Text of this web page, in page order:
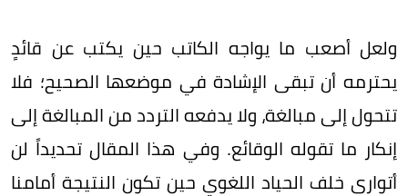
ولعل أصعب ما يواجه الكاتب حين يكتب عن قائدٍ
يحترمه أن تبقى الإشادة في موضعها الصحيح؛ فلا
تتحول إلى مبالغة، ولا يدفعه التردد من المبالغة إلى
إنكار ما تقوله الوقائع. وفي هذا المقال تحديداً لن
أتوارى خلف الحياد اللغوي حين تكون النتيجة أمامنا